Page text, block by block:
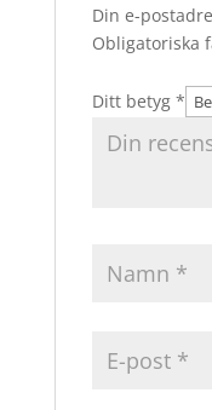
Din e-
Obligatoriska
Ditt betyg *